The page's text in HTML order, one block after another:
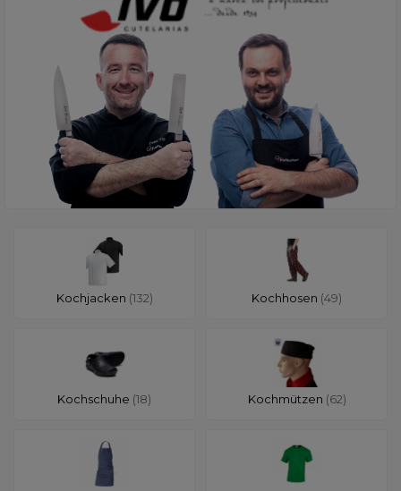
Kochjacken (132) Kochhosen (49)
Kochschuhe (18) Kochmützen (62)